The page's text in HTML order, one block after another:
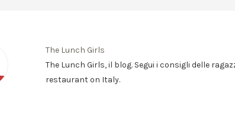
The Lunch Girls
The Lunch Girls, il blog. Segui i consigli delle
restaurant on Italy.